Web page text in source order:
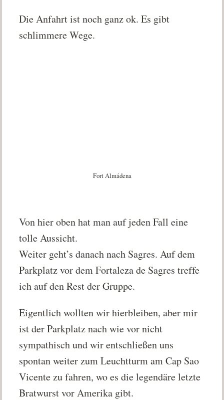
Die Anfahrt ist noch ganz ok. Es gibt
schlimmere Wege.
Fort Almádena
Von hier oben hat man auf jeden Fall eine
tolle Aussicht.
Weiter geht’s danach nach Sagres. Auf dem
Parkplatz vor dem Fortaleza de Sagres treffe
ich auf den Rest der Gruppe.
Eigentlich wollten wir hierbleiben, aber mir
ist der Parkplatz nach wie vor nicht
sympathisch und wir entschließen uns
spontan weiter zum Leuchtturm am Cap Sao
Vicente zu fahren, wo es die legendäre letzte
Bratwurst vor Amerika gibt.